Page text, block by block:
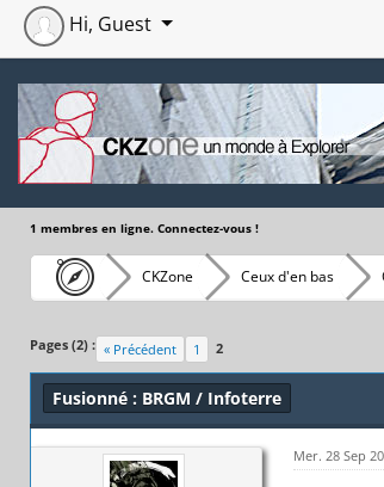
Hi, Guest
1 membres en ligne. Connectez-vous !
CKZone Ceux d'en bas
Pages (2) : « Précédent 1 2
Fusionné : BRGM / Infoterre
Mer. 28 Sep